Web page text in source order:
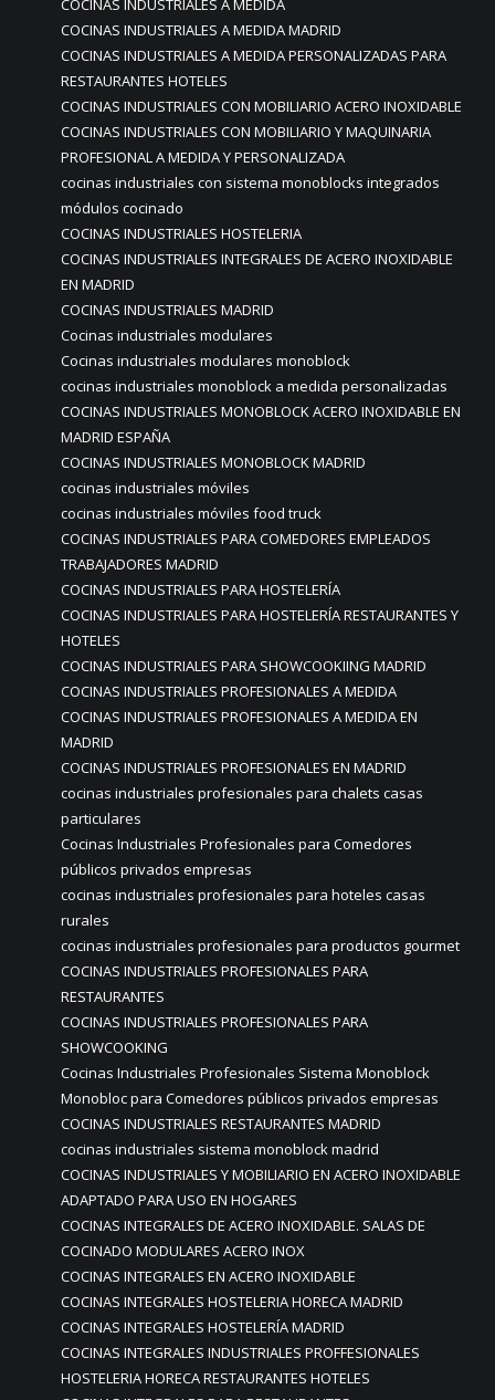
COCINAS INDUSTRIALES A MEDIDA
COCINAS INDUSTRIALES A MEDIDA MADRID
COCINAS INDUSTRIALES A MEDIDA PERSONALIZADAS PARA
RESTAURANTES HOTELES
COCINAS INDUSTRIALES CON MOBILIARIO ACERO INOXIDABLE
COCINAS INDUSTRIALES CON MOBILIARIO Y MAQUINARIA
PROFESIONAL A MEDIDA Y PERSONALIZADA
cocinas industriales con sistema monoblocks integrados
módulos cocinado
COCINAS INDUSTRIALES HOSTELERIA
COCINAS INDUSTRIALES INTEGRALES DE ACERO INOXIDABLE
EN MADRID
COCINAS INDUSTRIALES MADRID
Cocinas industriales modulares
Cocinas industriales modulares monoblock
cocinas industriales monoblock a medida personalizadas
COCINAS INDUSTRIALES MONOBLOCK ACERO INOXIDABLE EN
MADRID ESPAÑA
COCINAS INDUSTRIALES MONOBLOCK MADRID
cocinas industriales móviles
cocinas industriales móviles food truck
COCINAS INDUSTRIALES PARA COMEDORES EMPLEADOS
TRABAJADORES MADRID
COCINAS INDUSTRIALES PARA HOSTELERÍA
COCINAS INDUSTRIALES PARA HOSTELERÍA RESTAURANTES Y
HOTELES
COCINAS INDUSTRIALES PARA SHOWCOOKIING MADRID
COCINAS INDUSTRIALES PROFESIONALES A MEDIDA
COCINAS INDUSTRIALES PROFESIONALES A MEDIDA EN
MADRID
COCINAS INDUSTRIALES PROFESIONALES EN MADRID
cocinas industriales profesionales para chalets casas
particulares
Cocinas Industriales Profesionales para Comedores
públicos privados empresas
cocinas industriales profesionales para hoteles casas
rurales
cocinas industriales profesionales para productos gourmet
COCINAS INDUSTRIALES PROFESIONALES PARA
RESTAURANTES
COCINAS INDUSTRIALES PROFESIONALES PARA
SHOWCOOKING
Cocinas Industriales Profesionales Sistema Monoblock
Monobloc para Comedores públicos privados empresas
COCINAS INDUSTRIALES RESTAURANTES MADRID
cocinas industriales sistema monoblock madrid
COCINAS INDUSTRIALES Y MOBILIARIO EN ACERO INOXIDABLE
ADAPTADO PARA USO EN HOGARES
COCINAS INTEGRALES DE ACERO INOXIDABLE. SALAS DE
COCINADO MODULARES ACERO INOX
COCINAS INTEGRALES EN ACERO INOXIDABLE
COCINAS INTEGRALES HOSTELERIA HORECA MADRID
COCINAS INTEGRALES HOSTELERÍA MADRID
COCINAS INTEGRALES INDUSTRIALES PROFFESIONALES
HOSTELERIA HORECA RESTAURANTES HOTELES